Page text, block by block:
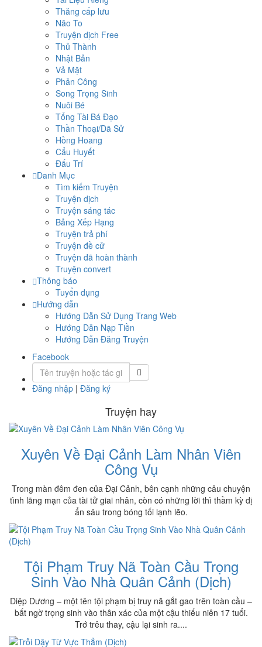
Thăng cấp lưu
Não To
Truyện dịch Free
Thủ Thành
Nhật Bản
Vả Mặt
Phản Công
Song Trọng Sinh
Nuôi Bé
Tổng Tài Bá Đạo
Thần Thoại/Dã Sử
Hồng Hoang
Cẩu Huyết
Đấu Trí
Danh Mục
Tìm kiếm Truyện
Truyện dịch
Truyện sáng tác
Bảng Xếp Hạng
Truyện trả phí
Truyện đề cử
Truyện đã hoàn thành
Truyện convert
Thông báo
Tuyển dụng
Hướng dẫn
Hướng Dẫn Sử Dụng Trang Web
Hướng Dẫn Nạp Tiền
Hướng Dẫn Đăng Truyện
Facebook
Đăng nhập | Đăng ký
Truyện hay
Xuyên Về Đại Cảnh Làm Nhân Viên
Công Vụ
Trong màn đêm đen của Đại Cảnh, bên cạnh những câu chuyện
tình lãng mạn của tài tử giai nhân, còn có những lời thì thầm kỳ dị
ẩn sâu trong bóng tối lạnh lẽo.
Tội Phạm Truy Nã Toàn Cầu Trọng
Sinh Vào Nhà Quân Cảnh (Dịch)
Diệp Dương – một tên tội phạm bị truy nã gắt gao trên toàn cầu –
bất ngờ trọng sinh vào thân xác của một cậu thiếu niên 17 tuổi.
Trớ trêu thay, cậu lại sinh ra....